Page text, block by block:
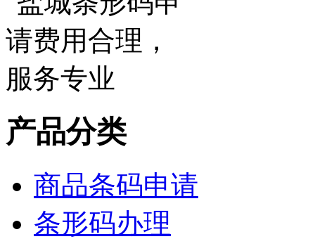
产品分类
商品条码申请
条形码办理